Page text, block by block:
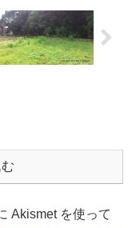
Akismet を使って